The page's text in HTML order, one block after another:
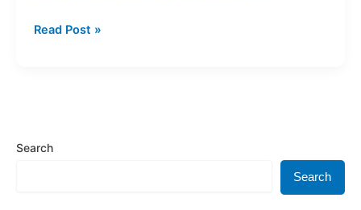
Jasa
&
Read Post »
Search
Search